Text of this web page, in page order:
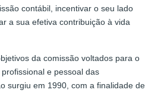
contábil, incentivar o seu lado
a sua efetiva contribuição à vida
da comissão voltados para o
e pessoal das
surgiu em 1990, com a finalidade de